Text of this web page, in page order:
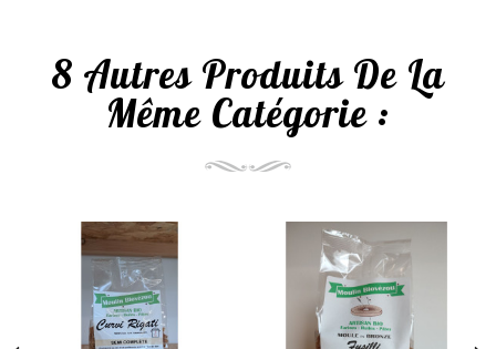
8 Autres Produits De La
Même Catégorie :